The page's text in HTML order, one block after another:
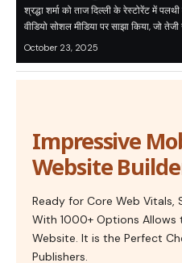
श्रद्धा शर्मा को ताज दिल्ली के रेस्टोरेंट में
वीडियो सोशल मीडिया पर साझा किया, जो
October 23, 2025
Impressive
Website
Ready for Core Web
With 1000+ Options Allows
Website. It is the Perfect
Publishers.